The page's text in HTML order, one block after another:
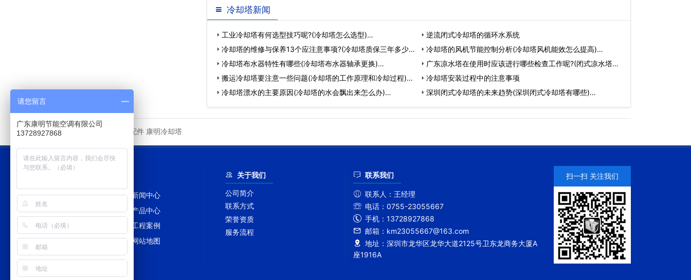
冷却塔新闻
工业冷却塔有何选型技巧呢?(冷却塔怎么选型)…
逆流闭式冷却塔的循环水系统
冷却塔的维修与保养13个应注意事项?(冷却塔质保三年多少钱)
…
冷却塔的风机节能控制分析(冷却塔风机能效怎么提高)…
冷却塔布水器特性有哪些(冷却塔布水器轴承更换)…
广东凉水塔在使用时应该进行哪些检查工作呢?(闭式凉水塔
作…
搬运冷却塔要注意一些问题(冷却塔的工作原理和冷却过程)…
冷却塔安装过程中的注意事项
冷却塔漂水的主要原因(冷却塔的水会飘出来怎么办)…
深圳闭式冷却塔的未来趋势(深圳闭式冷却塔有哪些)…
冷却塔配件 康明冷却塔
网站首页
新闻中心
冷却塔百科
产品中心
冷却塔配件
工程案例
冷却塔维修
网站地图
关于我们
公司简介
联系方式
荣誉资质
服务流程
联系我们
联系人： 王经理
电话： 0755-23055667
手机： 13728927868
邮箱： km23055667@163.com
地址： 深圳市龙华区龙华大道2125号卫东龙商务大厦A
座1916A
扫一扫 关注我们
请您留言
广东康明节能空调有限公司
13728927868